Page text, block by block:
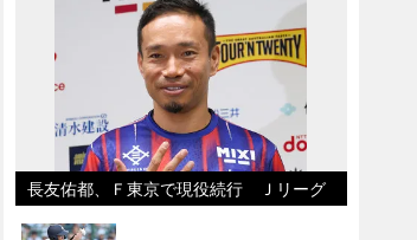
長友佑都、Ｆ東京で現役続行 Ｊリーグ